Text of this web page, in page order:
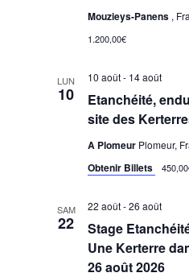
Mouzieys-Panens ,
1.200,00€
LUN
10
Etanchéité,
site des
10 août- 14 août
A Plomeur Plomeur,
Obtenir Billets
SAM
22
Stage
Une Kerterre
26 août 2026
22 août-26 août